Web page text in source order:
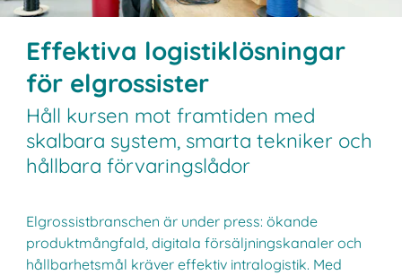
Effektiva logistiklösningar
för elgrossister
Håll kursen mot framtiden med
skalbara system, smarta tekniker och
hållbara förvaringslådor
Elgrossistbranschen är under press: ökande
produktmångfald, digitala försäljningskanaler och
hållbarhetsmål kräver effektiv intralogistik. Med